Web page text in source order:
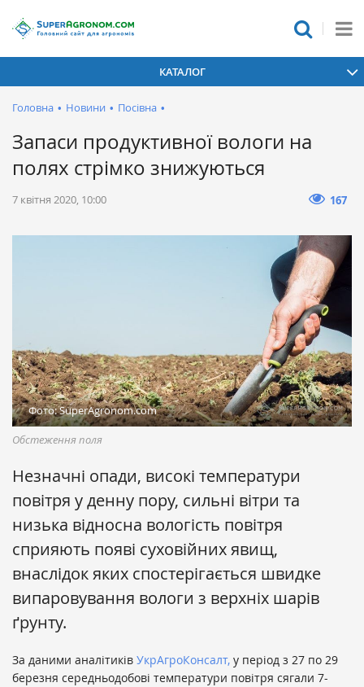
КАТАЛОГ
Головна • Новини • Посівна •
Запаси продуктивної вологи на
полях стрімко знижуються
7 квітня 2020, 10:00 167
Фото: SuperAgronom.com
Обстеження поля
Незначні опади, високі температури
повітря у денну пору, сильні вітри та
низька відносна вологість повітря
сприяють появі суховійних явищ,
внаслідок яких спостерігається швидке
випаровування вологи з верхніх шарів
ґрунту.
За даними аналітиків УкрАгроКонсалт, у період з 27 по 29
березня середньодобові температури повітря сягали 7-